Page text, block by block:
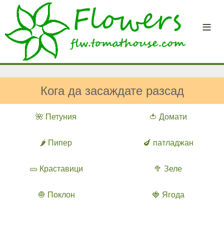
Кога да засаждате разсад
🌺 Петуния 🍅 Домати
🌶️ Пипер 🍆 патладжан
🥒 Краставици 🥦 Зеле
🧅 Поклон 🍓 Ягода